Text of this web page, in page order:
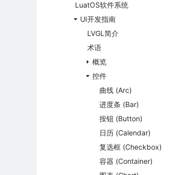
LuatOS软件系统
UI开发指南
LVGL简介
术语
概览
控件
曲线 (Arc)
进度条 (Bar)
按钮 (Button)
日历 (Calendar)
复选框 (Checkbox)
容器 (Container)